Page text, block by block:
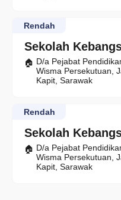
Sekolah
Rendah
D/a Pejabat
Wisma Persekutuan,
Kapit, Sarawak
Sekolah
Rendah
D/a Pejabat
Wisma Persekutuan,
Kapit, Sarawak